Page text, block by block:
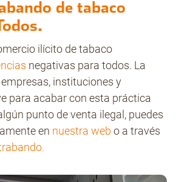
de tabaco
ilícito de tabaco
negativas para todos. La
instituciones y
para acabar con esta práctica
punto de venta ilegal, puedes
en nuestra web o a través